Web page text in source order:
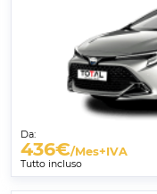
Da:
436€/Mes+IVA
Tutto incluso